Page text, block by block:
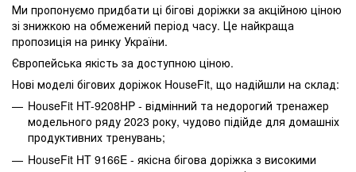
Ми пропонуємо придбати ці бігові доріжки за акційною ціною
зі знижкою на обмежений період часу. Це найкраща
пропозиція на ринку України.
Європейська якість за доступною ціною.
Нові моделі бігових доріжок HouseFit, що надійшли на склад:
HouseFit HT-9208HP - відмінний та недорогий тренажер
модельного ряду 2023 року, чудово підійде для домашніх
продуктивних тренувань;
HouseFit HT 9166E - якісна бігова доріжка з високими